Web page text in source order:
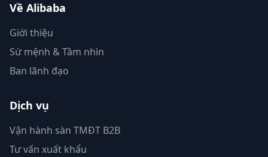
Về Alibaba
Giới thiệu
Sứ mệnh & Tầm nhìn
Ban lãnh đạo
Dịch vụ
Vận hành sàn TMĐT B2B
Tư vấn xuất khẩu